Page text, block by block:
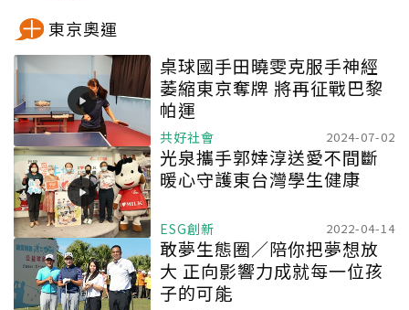
東京奧運
桌球國手田曉雯克服手神經
萎縮東京奪牌 將再征戰巴黎
帕運
共好社會 2024-07-02
光泉攜手郭婞淳送愛不間斷
暖心守護東台灣學生健康
ESG創新 2022-04-14
敢夢生態圈／陪你把夢想放
大 正向影響力成就每一位孩
子的可能